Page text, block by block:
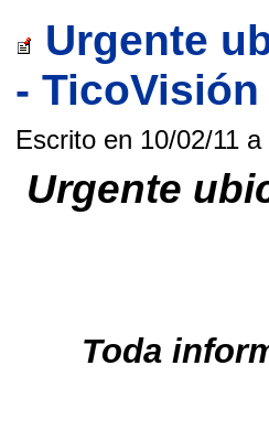
Urgente
- TicoVisión
Escrito en 10/02/11
Urgente
Toda